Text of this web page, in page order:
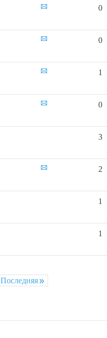
0
0
1
0
3
2
1
1
Последняя